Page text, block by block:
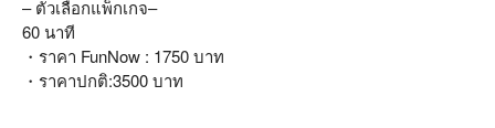
– ตัวเลือกแพ็กเกจ–
60 นาที
・ราคา FunNow : 1750 บาท
・ราคาปกติ:3500 บาท